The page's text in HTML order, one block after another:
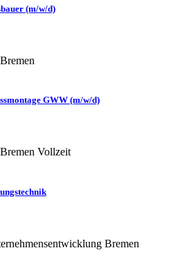
(m/w/d)
Bremen
GWW (m/w/d)
Bremen Vollzeit
Bremen